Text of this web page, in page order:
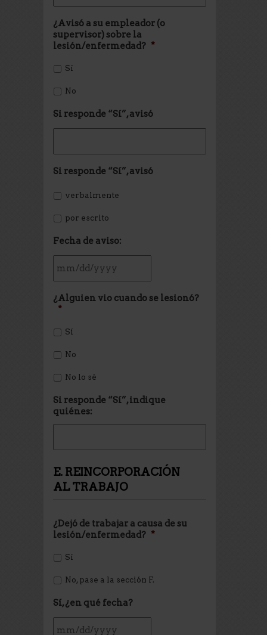
¿Avisó a su empleador (o
supervisor) sobre la
lesión/enfermedad? *
Sí
No
Si responde “Sí”, avisó
Si responde “Sí”, avisó
verbalmente
por escrito
Fecha de aviso:
¿Alguien vio cuando se lesionó?
*
Sí
No
No lo sé
Si responde “Sí”, indique
quiénes:
E. REINCORPORACIÓN
AL TRABAJO
¿Dejó de trabajar a causa de su
lesión/enfermedad? *
Sí
No, pase a la sección F.
Sí, ¿en qué fecha?